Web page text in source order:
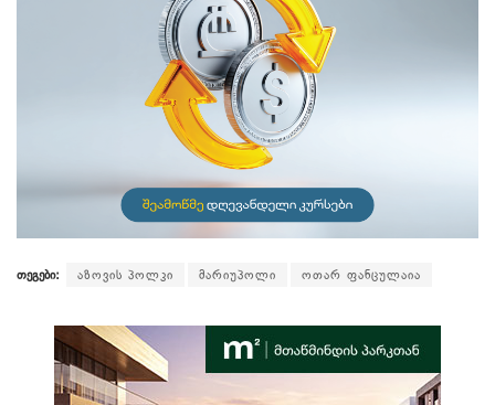
თეგები: აზოვის პოლკი მარიუპოლი ოთარ ფანცულაია